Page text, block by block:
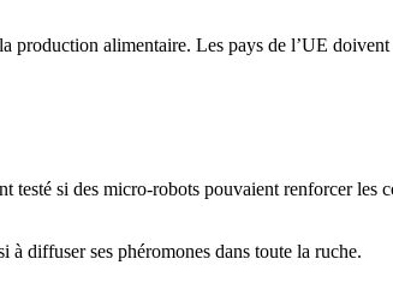
production alimentaire. Les pays de l’UE
testé si des micro-robots pouvaient renforcer les
diffuser ses phéromones dans toute la ruche.